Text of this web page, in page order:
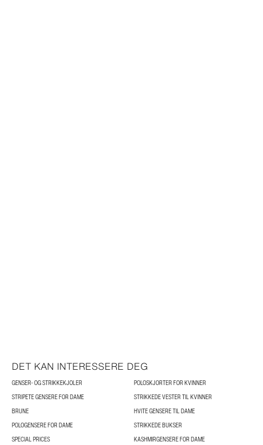
DET KAN INTERESSERE DEG
GENSER- OG STRIKKEKJOLER
POLOSKJORTER FOR KVINNER
STRIPETE GENSERE FOR DAME
STRIKKEDE VESTER TIL KVINNER
BRUNE
HVITE GENSERE TIL DAME
POLOGENSERE FOR DAME
STRIKKEDE BUKSER
SPECIAL PRICES
KASHMIRGENSERE FOR DAME